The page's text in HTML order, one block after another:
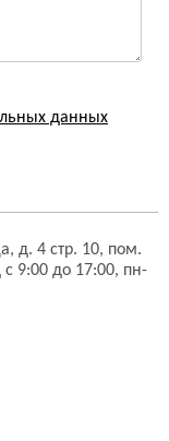
данных
д. 4 стр. 10, пом.
9:00 до 17:00, пн-